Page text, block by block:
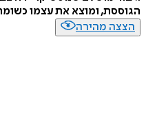
הגוססת, ומוצא את עצמו
הצצה מהירה